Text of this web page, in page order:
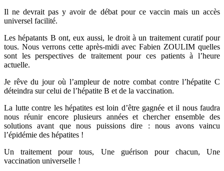
Il ne devrait pas y avoir de débat pour ce vaccin mais un accès
universel facilité.
Les hépatants B ont, eux aussi, le droit à un traitement curatif pour
tous. Nous verrons cette après-midi avec Fabien ZOULIM quelles
sont les perspectives de traitement pour ces patients à l’heure
actuelle.
Je rêve du jour où l’ampleur de notre combat contre l’hépatite C
déteindra sur celui de l’hépatite B et de la vaccination.
La lutte contre les hépatites est loin d’être gagnée et il nous faudra
nous réunir encore plusieurs années et chercher ensemble des
solutions avant que nous puissions dire : nous avons vaincu
l’épidémie des hépatites !
Un traitement pour tous, Une guérison pour chacun, Une
vaccination universelle !